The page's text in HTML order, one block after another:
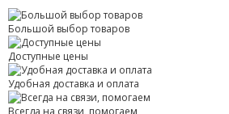
Большой выбор товаров
Доступные цены
Удобная доставка и оплата
Всегда на связи, помогаем